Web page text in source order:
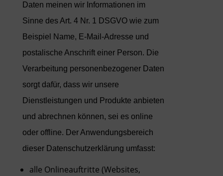
Daten meinen wir Informationen im
Sinne des Art. 4 Nr. 1 DSGVO wie zum
Beispiel Name, E-Mail-Adresse und
postalische Anschrift einer Person. Die
Verarbeitung personenbezogener Daten
sorgt dafür, dass wir unsere
Dienstleistungen und Produkte anbieten
und abrechnen können, sei es online
oder offline. Der Anwendungsbereich
dieser Datenschutzerklärung umfasst:
alle Onlineauftritte (Websites,